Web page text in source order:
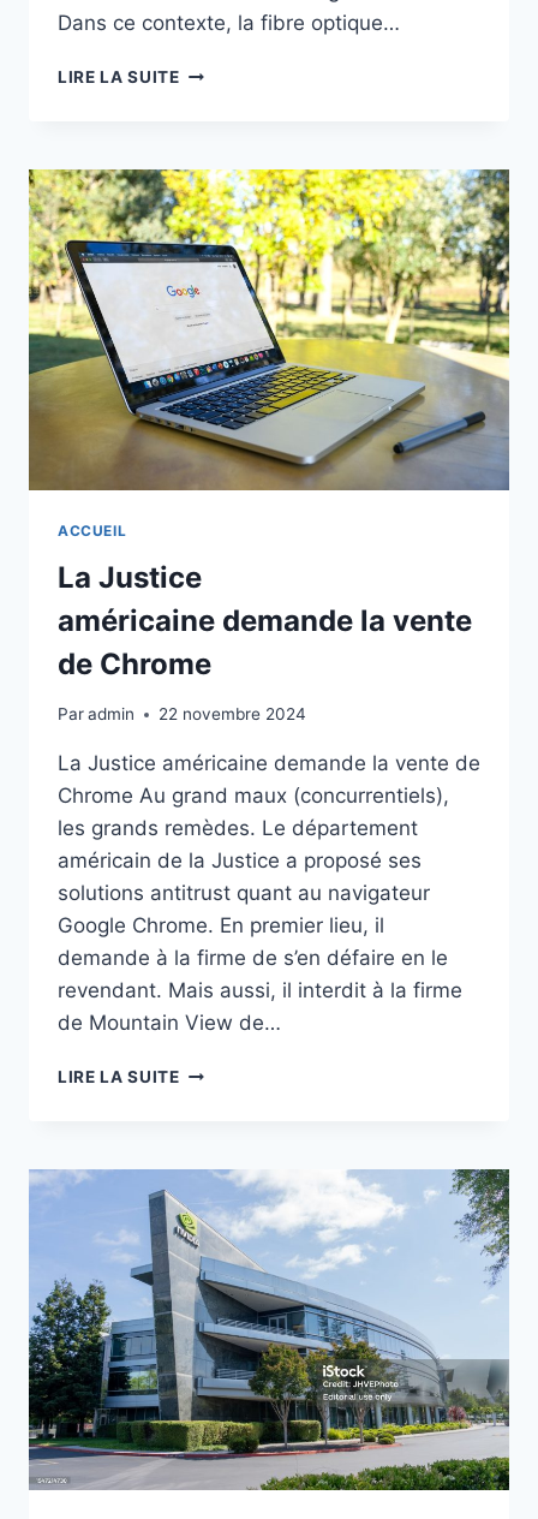
Dans ce contexte, la fibre optique…
LIRE LA SUITEL’IMPORTANCE
DES
CONNEXIONS
FIBRE
PROFESSIONNELLES
ACCUEIL
La Justice
américaine demande la vente
de Chrome
Paradmin 22 novembre 2024
La Justice américaine demande la vente de
Chrome Au grand maux (concurrentiels),
les grands remèdes. Le département
américain de la Justice a proposé ses
solutions antitrust quant au navigateur
Google Chrome. En premier lieu, il
demande à la firme de s’en défaire en le
revendant. Mais aussi, il interdit à la firme
de Mountain View de…
LIRE LA SUITELA
VENTE
DE
CHROME